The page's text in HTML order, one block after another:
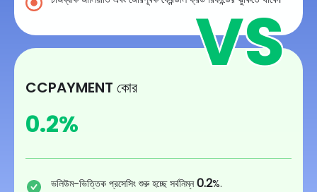
CCPAYMENT কোর
0.2%
ভলিউম-ভিত্তিক প্রসেসিং শুরু হচ্ছে সর্বনিম্ন 0.2%.